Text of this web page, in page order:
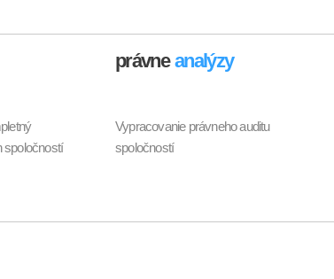
spoločností
právneanalýzy
Vypracovanie právneho auditu
spoločností